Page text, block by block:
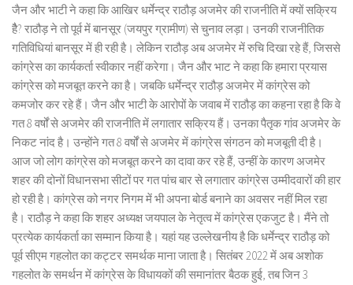
जैन और भाटी ने कहा कि आखिर धर्मेन्द्र राठौड़ अजमेर की राजनीति में क्यों सक्रिय
हैै? राठौड़ ने तो पूर्व में बानसूर (जयपुर ग्रामीण) से चुनाव लड़ा। उनकी राजनीतिक
गतिविधियां बानसूर में ही रही है। लेकिन राठौड़ अब अजमेर में रुचि दिखा रहे हैं, जिससे
कांग्रेस का कार्यकर्ता स्वीकार नहीं करेगा। जैन और भाट ने कहा कि हमारा प्रयास
कांग्रेस को मजबूत करने का है। जबकि धर्मेन्द्र राठौड़ अजमेर में कांग्रेस को
कमजोर कर रहे हैं। जैन और भाटी के आरोपों के जवाब में राठौड़ का कहना रहा है कि वे
गत 8 वर्षों से अजमेर की राजनीति में लगातार सक्रिय हैं। उनका पैतृक गांव अजमेर के
निकट नांद है। उन्होंने गत 8 वर्षों से अजमेर में कांग्रेस संगठन को मजबूती दी है।
आज जो लोग कांग्रेस को मजबूत करने का दावा कर रहे हैं, उन्हीं के कारण अजमेर
शहर की दोनों विधानसभा सीटों पर गत पांच बार से लगातार कांग्रेस उम्मीदवारों की हार
हो रही है। कांग्रेस को नगर निगम में भी अपना बोर्ड बनाने का अवसर नहीं मिल रहा
है। राठौड़ ने कहा कि शहर अध्यक्ष जयपाल के नेतृत्व में कांग्रेस एकजुट है। मैंने तो
प्रत्येक कार्यकर्ता का सम्मान किया है। यहां यह उल्लेखनीय है कि धर्मेन्द्र राठौड़ को
पूर्व सीएम गहलोत का कट्टर समर्थक माना जाता है। सितंबर 2022 में अब अशोक
गहलोत के समर्थन में कांग्रेस के विधायकों की समानांतर बैठक हुई, तब जिन 3